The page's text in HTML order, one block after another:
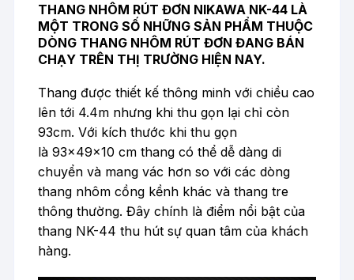
THANG NHÔM RÚT ĐƠN NIKAWA NK-44 LÀ
MỘT TRONG SỐ NHỮNG SẢN PHẨM THUỘC
DÒNG THANG NHÔM RÚT ĐƠN ĐANG BÁN
CHẠY TRÊN THỊ TRƯỜNG HIỆN NAY.
Thang được thiết kế thông minh với chiều cao
lên tới 4.4m nhưng khi thu gọn lại chỉ còn
93cm. Với kích thước khi thu gọn
là 93x49x10 cm thang có thể dễ dàng di
chuyển và mang vác hơn so với các dòng
thang nhôm cồng kềnh khác và thang tre
thông thường. Đây chính là điểm nổi bật của
thang NK-44 thu hút sự quan tâm của khách
hàng.